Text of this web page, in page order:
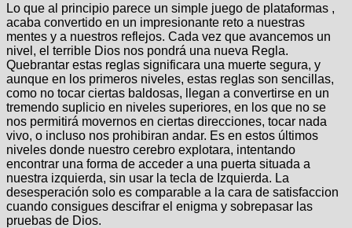
Lo que al principio parece un simple juego de plataformas ,
acaba convertido en un impresionante reto a nuestras
mentes y a nuestros reflejos. Cada vez que avancemos un
nivel, el terrible Dios nos pondrá una nueva Regla.
Quebrantar estas reglas significara una muerte segura, y
aunque en los primeros niveles, estas reglas son sencillas,
como no tocar ciertas baldosas, llegan a convertirse en un
tremendo suplicio en niveles superiores, en los que no se
nos permitirá movernos en ciertas direcciones, tocar nada
vivo, o incluso nos prohibiran andar. Es en estos últimos
niveles donde nuestro cerebro explotara, intentando
encontrar una forma de acceder a una puerta situada a
nuestra izquierda, sin usar la tecla de Izquierda. La
desesperación solo es comparable a la cara de satisfaccion
cuando consigues descifrar el enigma y sobrepasar las
pruebas de Dios.